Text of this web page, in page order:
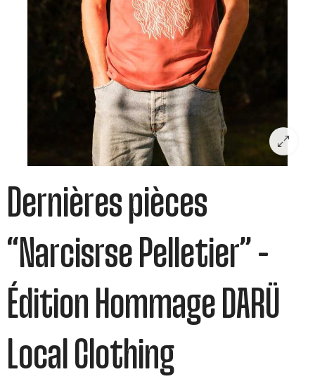
Dernières pièces
“Narcisrse Pelletier” –
Édition Hommage DARÜ
Local Clothing